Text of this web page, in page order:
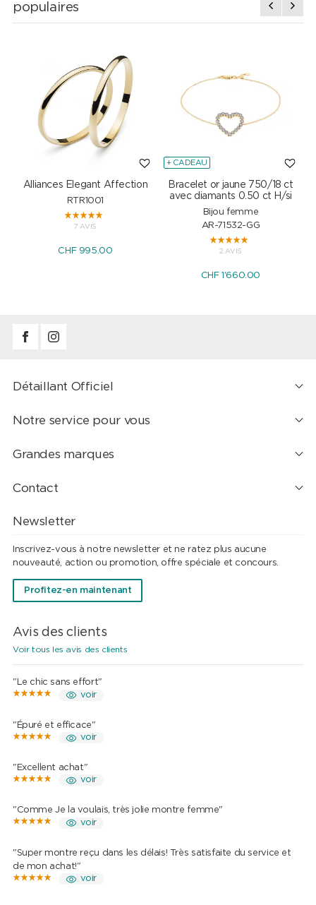
populaires
Alliances Elegant Affection
RTR1001
7 AVIS
CHF 995.00
+ CADEAU
Bracelet or jaune 750/18 ct
avec diamants 0.50 ct H/si
Bijou femme
AR-71532-GG
2 AVIS
CHF 1'660.00
Détaillant Officiel
Notre service pour vous
Grandes marques
Contact
Newsletter
Inscrivez-vous à notre newsletter et ne ratez plus aucune
nouveauté, action ou promotion, offre spéciale et concours.
Profitez-en maintenant
Avis des clients
Voir tous les avis des clients
"Le chic sans effort"
voir
"Épuré et efficace"
voir
"Excellent achat"
voir
"Comme Je la voulais, très jolie montre femme"
voir
"Super montre reçu dans les délais! Très satisfaite du service et
de mon achat!"
voir